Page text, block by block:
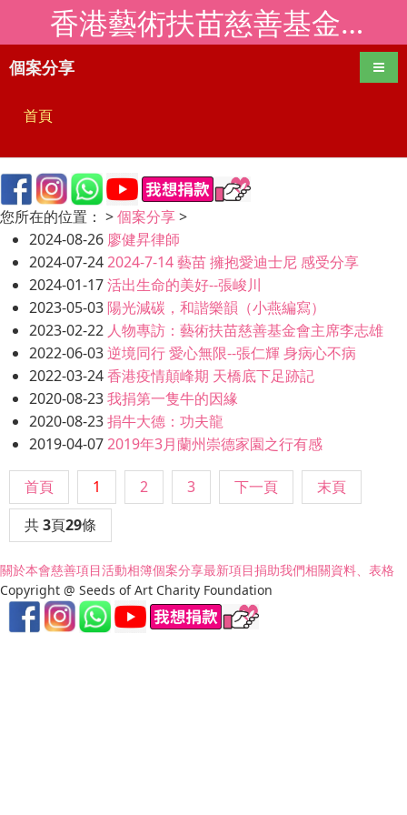
香港藝術扶苗慈善基金會移動版
個案分享 導航
首頁
您所在的位置： >個案分享>
2024-08-26 廖健昇律師
2024-07-242024-7-14 藝苗 擁抱愛迪士尼 感受分享
2024-01-17活出生命的美好--張峻川
2023-05-03陽光減碳，和諧樂韻（小燕編寫）
2023-02-22 人物專訪：藝術扶苗慈善基金會主席李志雄
2022-06-03逆境同行 愛心無限--張仁輝 身病心不病
2022-03-24香港疫情顛峰期 天橋底下足跡記
2020-08-23我捐第一隻牛的因緣
2020-08-23捐牛大德：功夫龍
2019-04-072019年3月蘭州崇德家園之行有感
首頁 1 2 3 下一頁
末頁
共3頁29條
關於本會慈善項目活動相簿個案分享最新項目捐助我們相關資料、表格
Copyright @ Seeds of Art Charity Foundation